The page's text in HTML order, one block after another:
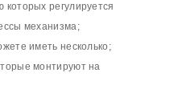
регулируется
механизма;
иметь несколько;
монтируют на